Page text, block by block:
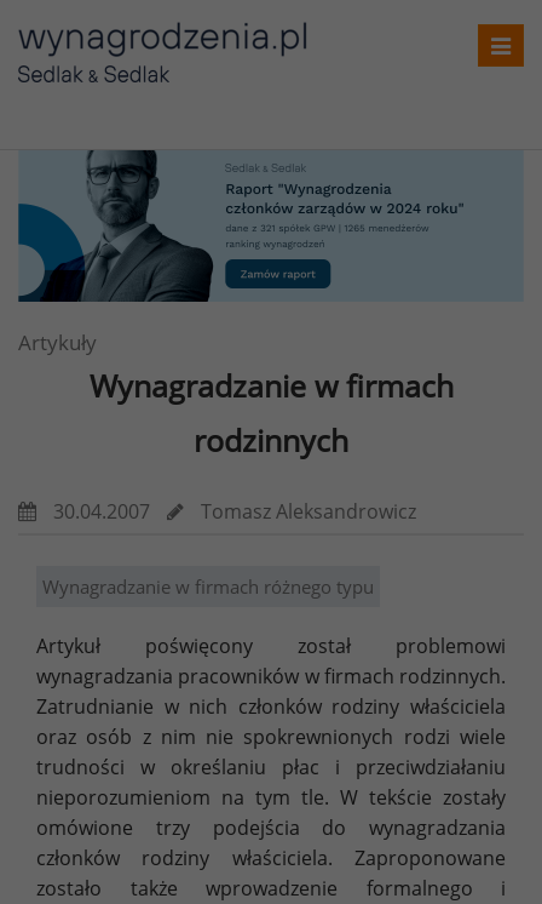
Artykuły
Wynagradzanie w firmach
rodzinnych
30.04.2007 Tomasz Aleksandrowicz
Wynagradzanie w firmach różnego typu
Artykuł poświęcony został problemowi
wynagradzania pracowników w firmach rodzinnych.
Zatrudnianie w nich członków rodziny właściciela
oraz osób z nim nie spokrewnionych rodzi wiele
trudności w określaniu płac i przeciwdziałaniu
nieporozumieniom na tym tle. W tekście zostały
omówione trzy podejścia do wynagradzania
członków rodziny właściciela. Zaproponowane
zostało także wprowadzenie formalnego i